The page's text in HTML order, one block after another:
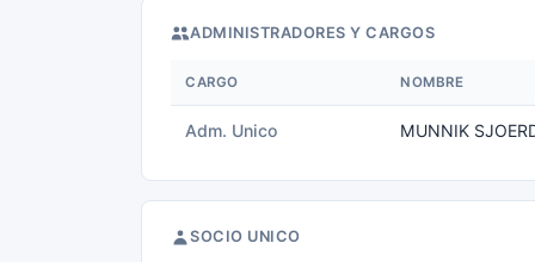
ADMINISTRADORES Y CARGOS
CARGO NOMBRE
Adm. Unico MUNNIK
SOCIO UNICO